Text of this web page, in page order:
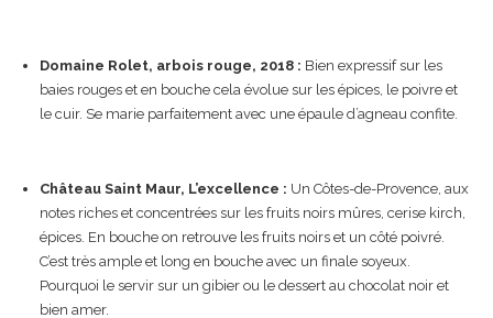
Domaine Rolet, arbois rouge, 2018 : Bien expressif sur les
baies rouges et en bouche cela évolue sur les épices, le poivre et
le cuir. Se marie parfaitement avec une épaule d’agneau confite.
Château Saint Maur, L’excellence : Un Côtes-de-Provence, aux
notes riches et concentrées sur les fruits noirs mûres, cerise kirch,
épices. En bouche on retrouve les fruits noirs et un côté poivré.
C’est très ample et long en bouche avec un finale soyeux.
Pourquoi le servir sur un gibier ou le dessert au chocolat noir et
bien amer.